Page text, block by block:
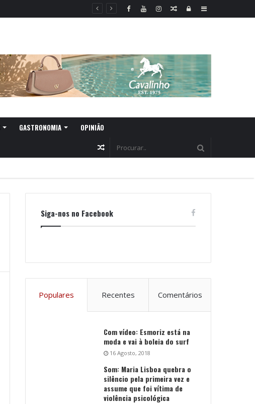
Sidebar
Log
Random
GASTRONOMIA OPINIÃO
Random
Siga-nos no Facebook
Populares Recentes Comentários
Com vídeo: Esmoriz está na
moda e vai à boleia do surf
16 Agosto, 2018
Som: Maria Lisboa quebra o
silêncio pela primeira vez e
assume que foi vítima de
violência psicológica